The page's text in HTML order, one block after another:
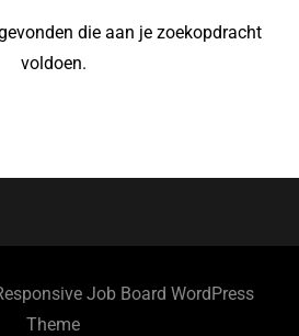
die aan je zoekopdracht
voldoen.
Job Board WordPress
Theme